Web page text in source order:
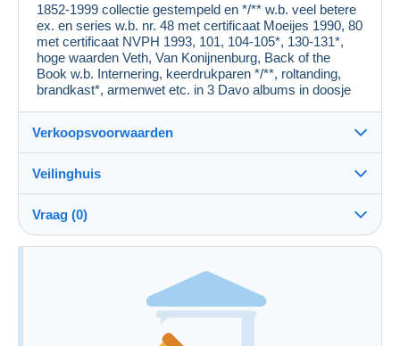
1852-1999 collectie gestempeld en */** w.b. veel betere
ex. en series w.b. nr. 48 met certificaat Moeijes 1990, 80
met certificaat NVPH 1993, 101, 104-105*, 130-131*,
hoge waarden Veth, Van Konijnenburg, Back of the
Book w.b. Internering, keerdrukparen */**, roltanding,
brandkast*, armenwet etc. in 3 Davo albums in doosje
Verkoopsvoorwaarden
Veilinghuis
Vraag (0)
Om een vraag te stellen moet u een sessie